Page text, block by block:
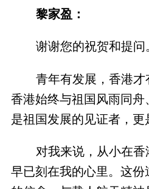
黎家盈：
谢谢您的祝贺和提问
青年有发展，香港才
香港始终与祖国风雨同
是祖国发展的见证者，更
对我来说，从小在
早已刻在我的心里。这